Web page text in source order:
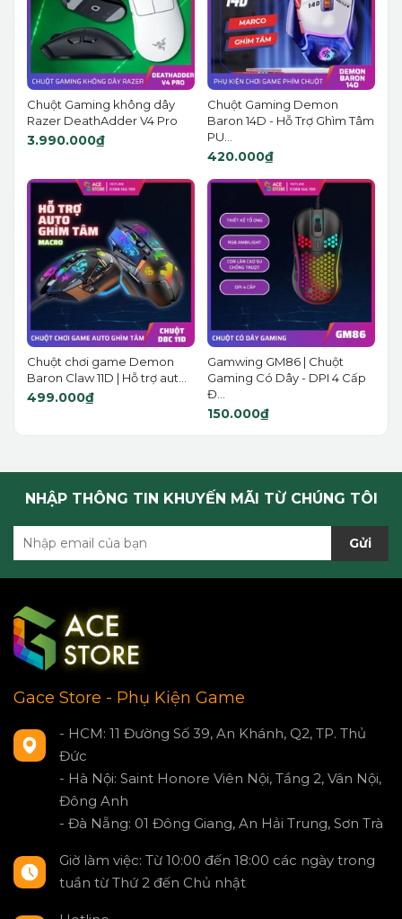
Chuột Gaming không dây
Razer DeathAdder V4 Pro
3.990.000₫
Chuột Gaming Demon
Baron 14D - Hỗ Trợ Ghìm Tâm
PU...
420.000₫
Chuột chơi game Demon
Baron Claw 11D | Hỗ trợ aut...
499.000₫
Gamwing GM86 | Chuột
Gaming Có Dây - DPI 4 Cấp
Đ...
150.000₫
NHẬP THÔNG TIN KHUYẾN MÃI TỪ CHÚNG TÔI
Gửi
Gace Store - Phụ Kiện Game
- HCM: 11 Đường Số 39, An Khánh, Q2, TP. Thủ
Đức
- Hà Nội: Saint Honore Viên Nội, Tầng 2, Vân Nội,
Đông Anh
- Đà Nẵng: 01 Đông Giang, An Hải Trung, Sơn Trà
Giờ làm việc: Từ 10:00 đến 18:00 các ngày trong
tuần từ Thứ 2 đến Chủ nhật